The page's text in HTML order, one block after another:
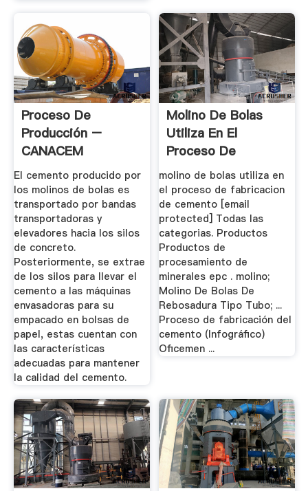
Proceso De
Producción –
CANACEM
El cemento producido por
los molinos de bolas es
transportado por bandas
transportadoras y
elevadores hacia los silos
de concreto.
Posteriormente, se extrae
de los silos para llevar el
cemento a las máquinas
envasadoras para su
empacado en bolsas de
papel, estas cuentan con
las características
adecuadas para mantener
la calidad del cemento.
Molino De Bolas
Utiliza En El
Proceso De
Fabricacion De ...
molino de bolas utiliza en
el proceso de fabricacion
de cemento [email
protected] Todas las
categorias. Productos
Productos de
procesamiento de
minerales epc . molino;
Molino De Bolas De
Rebosadura Tipo Tubo; ...
Proceso de fabricación del
cemento (Infográfico)
Oficemen ...